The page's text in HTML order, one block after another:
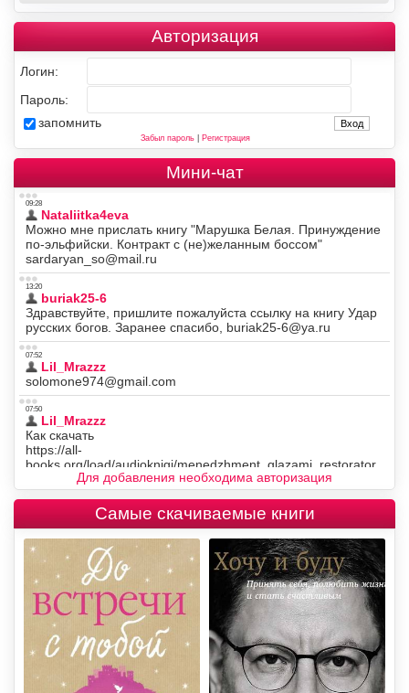
Авторизация
Логин:
Пароль:
запомнить
Забыл пароль| Регистрация
Мини-чат
Для добавления необходима авторизация
Самые скачиваемые книги